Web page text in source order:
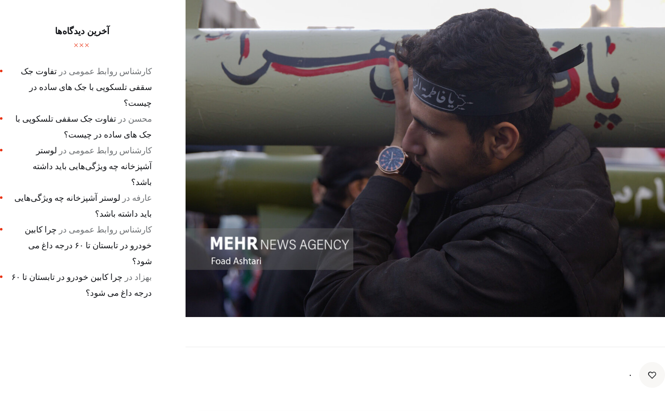
۰
آخرین دیدگاه‌ها
کارشناس روابط عمومی در تفاوت جک
سقفی تلسکوپی با جک های ساده در
چیست؟
محسن در تفاوت جک سقفی تلسکوپی با
جک های ساده در چیست؟
کارشناس روابط عمومی در لوستر
آشپزخانه چه ویژگی‌هایی باید داشته
باشد؟
عارفه در لوستر آشپزخانه چه ویژگی‌هایی
باید داشته باشد؟
کارشناس روابط عمومی در چرا کابین
خودرو در تابستان تا ۶۰ درجه داغ می
شود؟
بهزاد در
چرا کابین خودرو در تابستان تا ۶۰
درجه داغ می شود؟